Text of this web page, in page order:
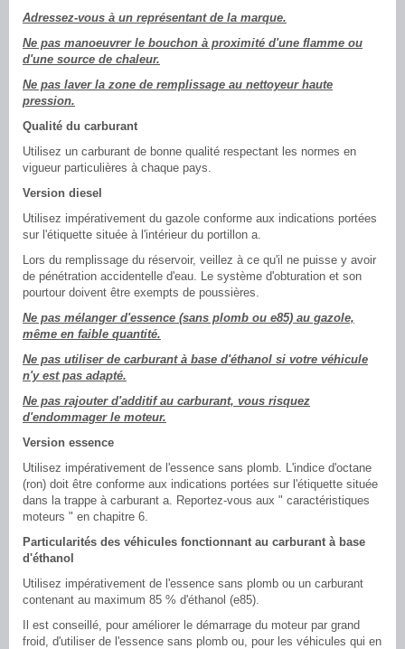
Adressez-vous à un représentant de la marque.
Ne pas manoeuvrer le bouchon à proximité d'une flamme ou
d'une source de chaleur.
Ne pas laver la zone de remplissage au nettoyeur haute
pression.
Qualité du carburant
Utilisez un carburant de bonne qualité respectant les normes en
vigueur particulières à chaque pays.
Version diesel
Utilisez impérativement du gazole conforme aux indications portées
sur l'étiquette située à l'intérieur du portillon a.
Lors du remplissage du réservoir, veillez à ce qu'il ne puisse y avoir
de pénétration accidentelle d'eau. Le système d'obturation et son
pourtour doivent être exempts de poussières.
Ne pas mélanger d'essence (sans plomb ou e85) au gazole,
même en faible quantité.
Ne pas utiliser de carburant à base d'éthanol si votre véhicule
n'y est pas adapté.
Ne pas rajouter d'additif au carburant, vous risquez
d'endommager le moteur.
Version essence
Utilisez impérativement de l'essence sans plomb. L'indice d'octane
(ron) doit être conforme aux indications portées sur l'étiquette située
dans la trappe à carburant a. Reportez-vous aux " caractéristiques
moteurs " en chapitre 6.
Particularités des véhicules fonctionnant au carburant à base
d'éthanol
Utilisez impérativement de l'essence sans plomb ou un carburant
contenant au maximum 85 % d'éthanol (e85).
Il est conseillé, pour améliorer le démarrage du moteur par grand
froid, d'utiliser de l'essence sans plomb ou, pour les véhicules qui en